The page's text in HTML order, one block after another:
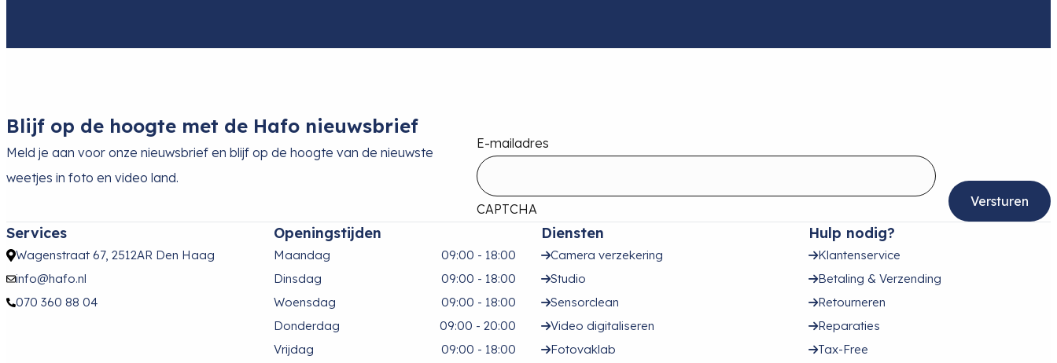
Blijf op de hoogte met de Hafo nieuwsbrief
Meld je aan voor onze nieuwsbrief en blijf op de hoogte van de nieuwste
weetjes in foto en video land.
E-mailadres
CAPTCHA
Services
Wagenstraat 67, 2512AR Den Haag
info@hafo.nl
070 360 88 04
Openingstijden
Maandag
09:00 - 18:00
Dinsdag
09:00 - 18:00
Woensdag
09:00 - 18:00
Donderdag
09:00 - 20:00
Vrijdag
09:00 - 18:00
Diensten
Camera verzekering
Studio
Sensorclean
Video digitaliseren
Fotovaklab
Hulp nodig?
Klantenservice
Betaling & Verzending
Retourneren
Reparaties
Tax-Free